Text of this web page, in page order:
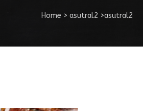
Home > asutral2 >asutral2